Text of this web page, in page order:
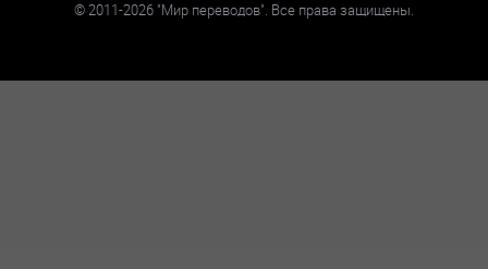
©2011-2026 "Мир переводов". Все права защищены.